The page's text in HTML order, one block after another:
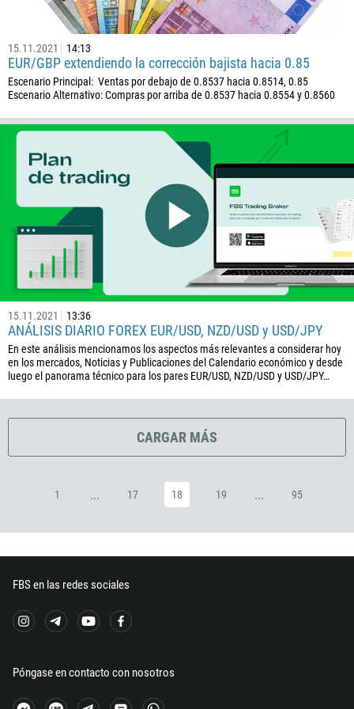
15.11.2021 14:13
EUR/GBP extendiendo la corrección bajista hacia 0.85
Escenario Principal: Ventas por debajo de 0.8537 hacia 0.8514, 0.85
Escenario Alternativo: Compras por arriba de 0.8537 hacia 0.8554 y 0.8560
15.11.2021 13:36
ANÁLISIS DIARIO FOREX EUR/USD, NZD/USD y USD/JPY
En este análisis mencionamos los aspectos más relevantes a considerar hoy
en los mercados, Noticias y Publicaciones del Calendario económico y desde
luego el panorama técnico para los pares EUR/USD, NZD/USD y USD/JPY…
CARGAR MÁS
1 ... 17 18 19 ... 95
FBS en las redes sociales
Póngase en contacto con nosotros
243
682
506
225
53
420
45
253
1767
1809
593
20
503
240
291
372
594
689
241